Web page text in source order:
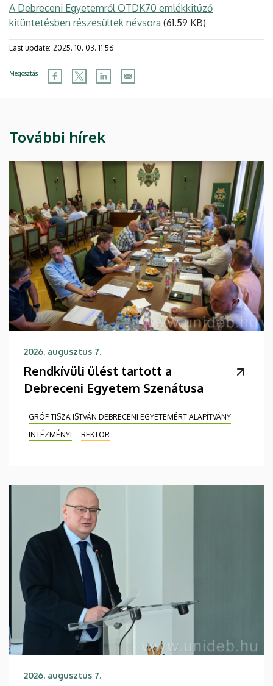
A Debreceni Egyetemről OTDK70 emlékkitűző
kitüntetésben részesültek névsora (61.59 KB)
Last update: 2025. 10. 03. 11:56
Megosztás
További hírek
2026. augusztus 7.
Rendkívüli ülést tartott a
Debreceni Egyetem Szenátusa
GRÓF TISZA ISTVÁN DEBRECENI EGYETEMÉRT ALAPÍTVÁNY
INTÉZMÉNYI
REKTOR
2026. augusztus 7.